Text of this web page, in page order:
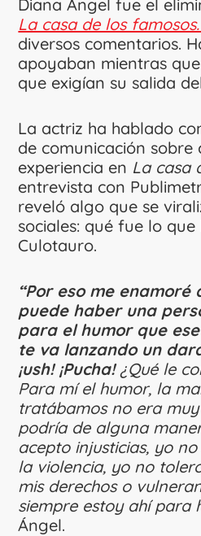
Diana Ángel fue el
La casa de los
diversos comentarios.
apoyaban mientras
que exigían su salida
La actriz ha hablado
de comunicación sobre
experiencia en La casa
entrevista con
reveló algo que se
sociales: qué fue lo
Culotauro.
“Por eso me enamoré
puede haber una
para el humor que
te va lanzando un
¡ush! ¡Pucha!¿Qué le
Para mí el humor, la
tratábamos no era
podría de alguna
acepto injusticias, yo
la violencia, yo no
mis derechos o
siempre estoy ahí para
Ángel.